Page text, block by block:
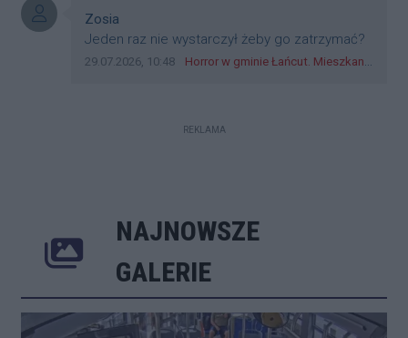
zagorzali pisowcy
Autor komentarza:
Zosia
Treść komentarza:
Jeden raz nie wystarczył żeby go zatrzymać?
Data dodania komentarza:
29.07.2026, 10:48 Źródło komentarza:
Horror w gminie Łańcut. Mieszkaniec Rzeszowa terroryzował rodzinę nożem i zaatakował policjantów! [VIDEO]
REKLAMA
NAJNOWSZE
GALERIE